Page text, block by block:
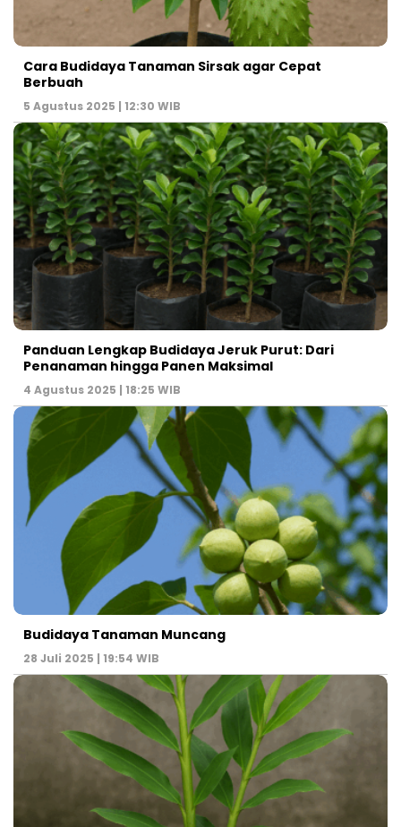
Cara Budidaya Tanaman Sirsak agar Cepat
Berbuah
5 Agustus 2025 | 12:30 WIB
Panduan Lengkap Budidaya Jeruk Purut: Dari
Penanaman hingga Panen Maksimal
4 Agustus 2025 | 18:25 WIB
Budidaya Tanaman Muncang
28 Juli 2025 | 19:54 WIB